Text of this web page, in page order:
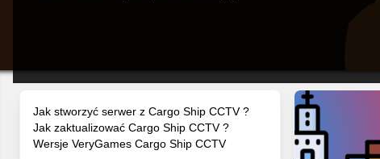
Jak stworzyć serwer z Cargo Ship CCTV ?
Jak zaktualizować Cargo Ship CCTV ?
Wersje VeryGames Cargo Ship CCTV